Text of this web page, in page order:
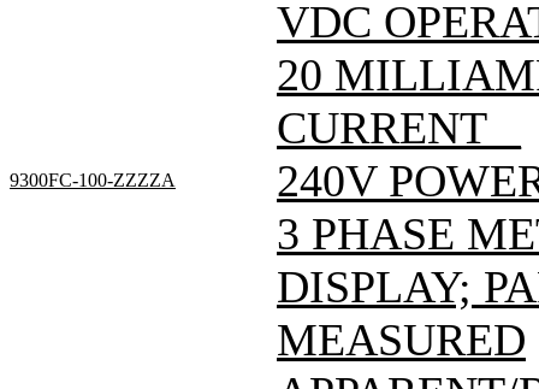
VDC
20
CURRENT _
9300FC-100-ZZZZA 240V
3 PHASE
DISPLAY;
MEASURED